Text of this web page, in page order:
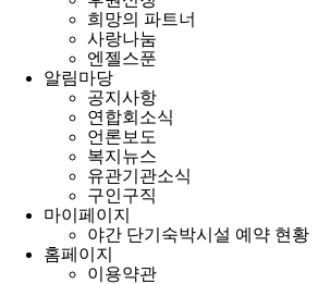
희망의 파트너
사랑나눔
엔젤스푼
알림마당
공지사항
연합회소식
언론보도
복지뉴스
유관기관소식
구인구직
마이페이지
야간 단기숙박시설 예약 현황
홈페이지
이용약관